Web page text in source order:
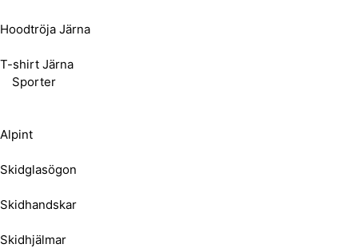
Hoodtröja Järna
T-shirt Järna
Sporter
Alpint
Skidglasögon
Skidhandskar
Skidhjälmar